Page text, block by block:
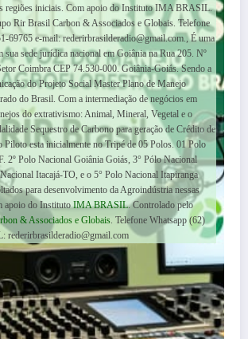
regiões iniciais. Com apoio do Instituto IMA BRASIL.
Rir Brasil Carbon & Associados e Globais. Telefone
69765 e-mail: rederirbrasilderadio@gmail.com., É uma
sua sede jurídica nacional em Goiânia na Rua 205. Nº
Coimbra CEP 74.530-000. Goiânia-Goiás. Sendo a
do Projeto Social Master Plano de Manejo
do Brasil. Com a intermediação de negócios em
do extrativismo: Animal, Mineral, Vegetal e o
Sequestro de Carbono para geração de Crédito de
Piloto esta inicialmente no Tripé de 05 Polos. 01 Polo
2º Polo Nacional Goiânia Goiás, 3° Pólo Nacional
Itacajá-TO, e o 5° Polo Nacional Itapiranga
para desenvolvimento da Agroindústria nessas
apoio do InstitutoIMA BRASIL. Controlado pelo
& Associados e Globais. Telefone Whatsapp (62)
rederirbrasilderadio@gmail.com